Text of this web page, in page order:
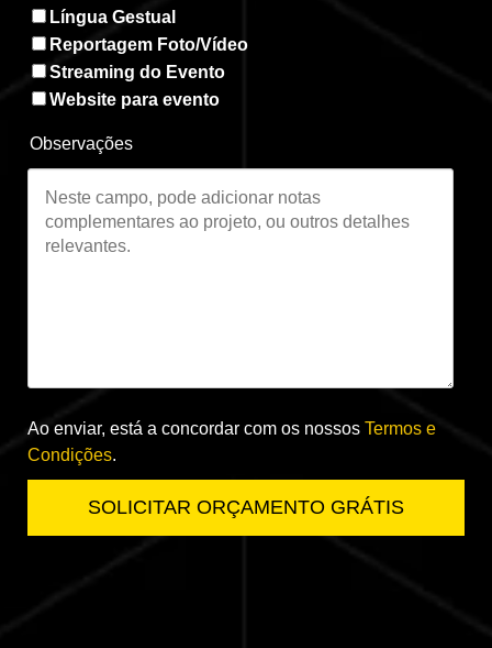
Língua Gestual
Reportagem Foto/Vídeo
Streaming do Evento
Website para evento
Observações
Ao enviar, está a concordar com os nossos Termos e
Condições.